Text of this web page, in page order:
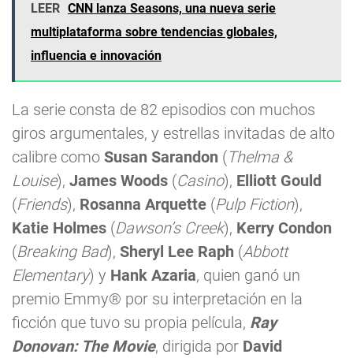
LEER CNN lanza Seasons, una nueva serie
multiplataforma sobre tendencias globales,
influencia e innovación
La serie consta de 82 episodios con muchos
giros argumentales, y estrellas invitadas de alto
calibre como Susan Sarandon (Thelma &
Louise), James Woods (Casino), Elliott Gould
(Friends), Rosanna Arquette (Pulp Fiction),
Katie Holmes (Dawson’s Creek), Kerry Condon
(Breaking Bad), Sheryl Lee Raph (Abbott
Elementary) y Hank Azaria, quien ganó un
premio Emmy® por su interpretación en la
ficción que tuvo su propia película, Ray
Donovan: The Movie, dirigida por David